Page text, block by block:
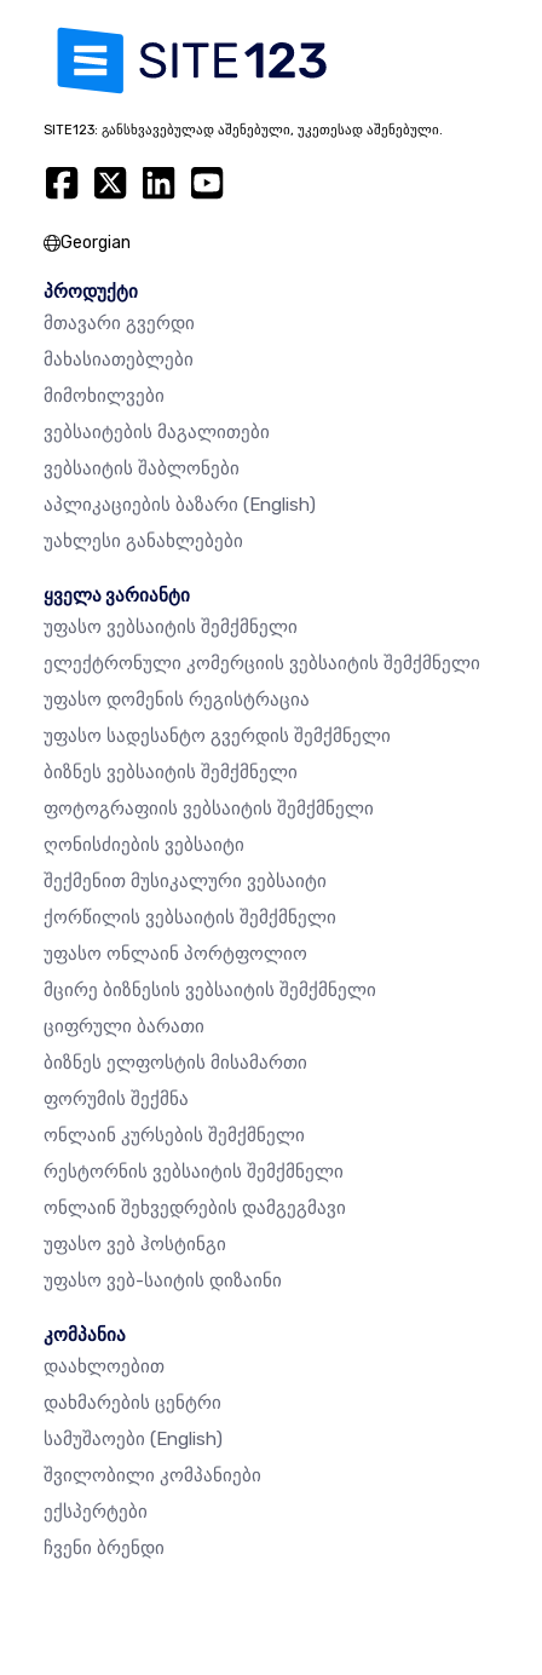
SITE123: განსხვავებულად აშენებული, უკეთესად აშენებული.
Georgian
პროდუქტი
Მთავარი Გვერდი
Მახასიათებლები
Მიმოხილვები
Ვებსაიტების Მაგალითები
Ვებსაიტის Შაბლონები
Აპლიკაციების Ბაზარი (English)
Უახლესი Განახლებები
ყველა ვარიანტი
Უფასო Ვებსაიტის Შემქმნელი
Ელექტრონული Კომერციის Ვებსაიტის Შემქმნელი
Უფასო Დომენის Რეგისტრაცია
Უფასო Სადესანტო Გვერდის Შემქმნელი
Ბიზნეს Ვებსაიტის Შემქმნელი
Ფოტოგრაფიის Ვებსაიტის Შემქმნელი
Ღონისძიების Ვებსაიტი
Შექმენით Მუსიკალური Ვებსაიტი
Ქორწილის Ვებსაიტის Შემქმნელი
Უფასო Ონლაინ Პორტფოლიო
Მცირე Ბიზნესის Ვებსაიტის Შემქმნელი
Ციფრული Ბარათი
Ბიზნეს Ელფოსტის Მისამართი
Ფორუმის Შექმნა
Ონლაინ Კურსების Შემქმნელი
Რესტორნის Ვებსაიტის Შემქმნელი
Ონლაინ Შეხვედრების Დამგეგმავი
Უფასო Ვებ Ჰოსტინგი
Უფასო Ვებ-Საიტის Დიზაინი
კომპანია
Დაახლოებით
Დახმარების Ცენტრი
Სამუშაოები (English)
Შვილობილი Კომპანიები
Ექსპერტები
Ჩვენი Ბრენდი